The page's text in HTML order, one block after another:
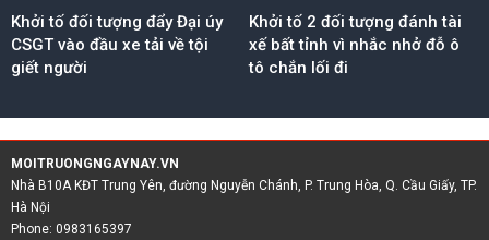
Khởi tố đối tượng đẩy Đại úy
CSGT vào đầu xe tải về tội
giết người
Khởi tố 2 đối tượng đánh tài
xế bất tỉnh vì nhắc nhở đỗ ô
tô chắn lối đi
MOITRUONGNGAYNAY.VN
Nhà B10A KĐT Trung Yên, đường Nguyễn Chánh, P. Trung Hòa, Q. Cầu Giấy, TP.
Hà Nội
Phone: 0983165397